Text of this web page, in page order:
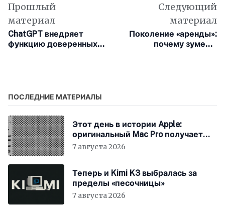
Прошлый
материал
ChatGPT внедряет
функцию доверенных
Следующий
материал
Поколение «аренды»:
почему зумеры
ПОСЛЕДНИЕ МАТЕРИАЛЫ
Этот день в истории Apple:
оригинальный Mac Pro получает
мощный процессор Intel
7 августа 2026
Теперь и Kimi K3 выбралась за
пределы «песочницы»
7 августа 2026